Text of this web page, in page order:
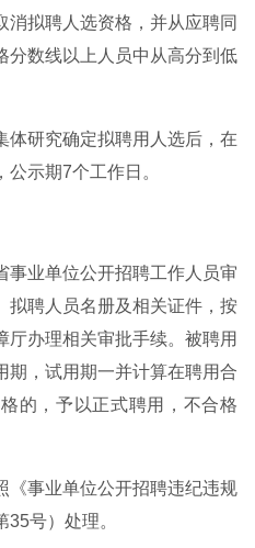
拟聘人选资格，并从应聘同
分数线以上人员中从高分到低
体研究确定拟聘用人选后，在
示期7个工作日。
事业单位公开招聘工作人员审
拟聘人员名册及相关证件，按
办理相关审批手续。被聘用
期，试用期一并计算在聘用合
的，予以正式聘用，不合格
《事业单位公开招聘违纪违规
号）处理。